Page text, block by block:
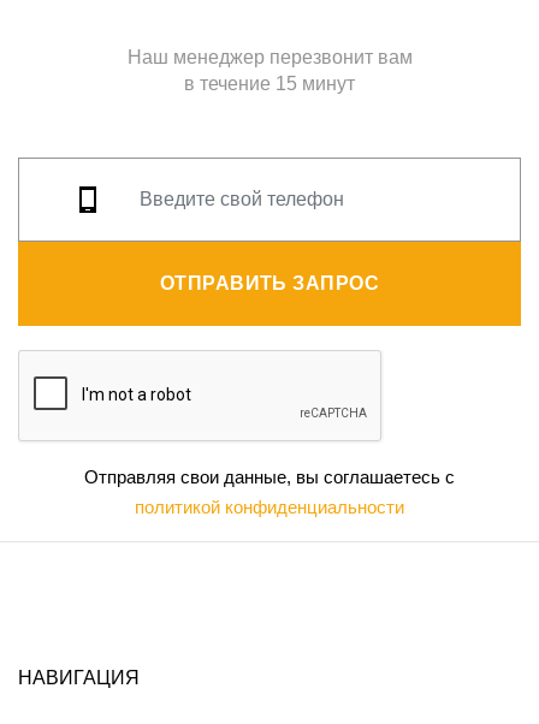
Наш менеджер перезвонит вам
в течение 15 минут
ОТПРАВИТЬ ЗАПРОС
Отправляя свои данные, вы соглашаетесь с
политикой конфиденциальности
НАВИГАЦИЯ